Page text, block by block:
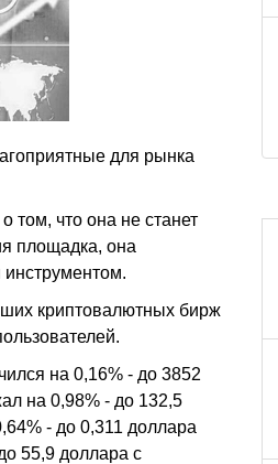
для рынка
том, что она не станет
площадка, она
инструментом.
криптовалютных бирж
на 0,16% - до 3852
на 0,98% - до 132,5
- до 0,311 доллара
55,9 доллара с